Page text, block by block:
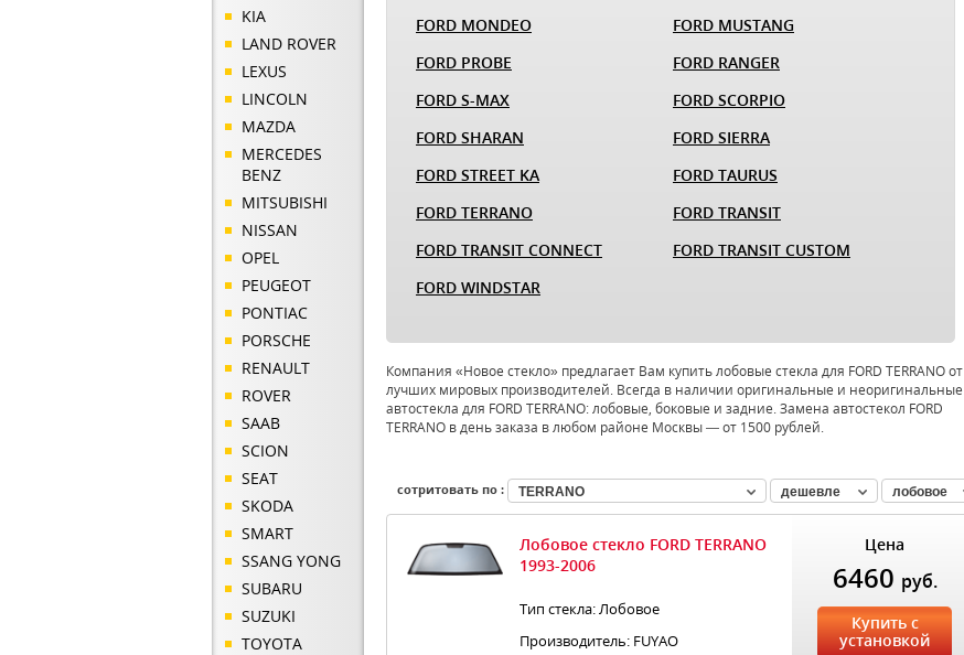
KIA
LAND ROVER
LEXUS
LINCOLN
MAZDA
MERCEDES
BENZ
MITSUBISHI
NISSAN
OPEL
PEUGEOT
PONTIAC
PORSCHE
RENAULT
ROVER
SAAB
SCION
SEAT
SKODA
SMART
SSANG YONG
SUBARU
SUZUKI
TOYOTA
FORD MONDEO
FORD MUSTANG
FORD PROBE
FORD RANGER
FORD S-MAX
FORD SCORPIO
FORD SHARAN
FORD SIERRA
FORD STREET KA
FORD TAURUS
FORD TERRANO
FORD TRANSIT
FORD TRANSIT CONNECT
FORD TRANSIT CUSTOM
FORD WINDSTAR
Компания «Новое стекло» предлагает Вам купить лобовые стекла для FORD TERRANO от
лучших мировых производителей. Всегда в наличии оригинальные и неоригинальные
автостекла для FORD TERRANO: лобовые, боковые и задние. Замена автостекол FORD
TERRANO в день заказа в любом районе Москвы — от 1500 рублей.
сотритовать по : TERRANO дешевле лобовое
Лобовое стекло FORD TERRANO
1993-2006
Тип стекла: Лобовое
Производитель: FUYAO
Цена
6460 руб.
Купить с
установкой